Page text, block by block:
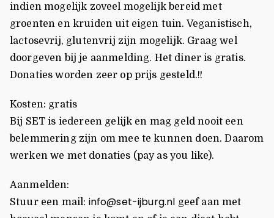
indien mogelijk zoveel mogelijk bereid met
groenten en kruiden uit eigen tuin. Veganistisch,
lactosevrij, glutenvrij zijn mogelijk. Graag wel
doorgeven bij je aanmelding. Het diner is gratis.
Donaties worden zeer op prijs gesteld.!!
Kosten: gratis
Bij SET is iedereen gelijk en mag geld nooit een
belemmering zijn om mee te kunnen doen. Daarom
werken we met donaties (pay as you like).
Aanmelden:
Stuur een mail: info@set-ijburg.nl geef aan met